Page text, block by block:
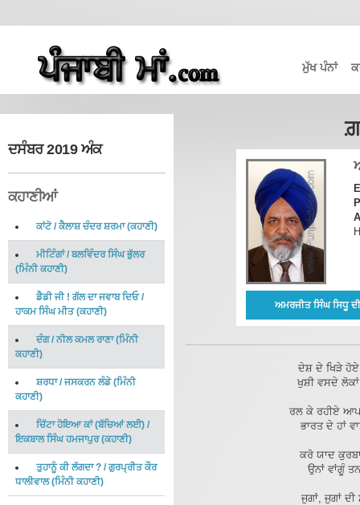
ਮੁੱਖ ਪੰਨਾਂ
ਦਸੰਬਰ 2019 ਅੰਕ
ਕਹਾਣੀਆਂ
ਕਾਂਟੋ/ਕੈਲਾਸ਼ ਚੰਦਰ ਸ਼ਰਮਾ(ਕਹਾਣੀ)
ਮੀਟਿੰਗਾਂ/ ਬਲਵਿੰਦਰ ਸਿੰਘ ਭੁੱਲਰ
(ਮਿੰਨੀ ਕਹਾਣੀ)
ਡੈਡੀ ਜੀ ! ਗੱਲ ਦਾ ਜਵਾਬ ਦਿਓ/
ਹਾਕਮ ਸਿੰਘ ਮੀਤ(ਕਹਾਣੀ)
ਦੰਗ/ਨੀਲ ਕਮਲ ਰਾਣਾ(ਮਿੰਨੀ
ਕਹਾਣੀ)
ਸ਼ਰਧਾ/ਜਸਕਰਨ ਲੰਡੇ(ਮਿੰਨੀ
ਕਹਾਣੀ)
ਚਿੱਟਾ ਹੋਇਆ ਕਾਂ (ਬੱਚਿਆਂ ਲਈ) /
ਇਕਬਾਲ ਸਿੰਘ ਹਮਜਾਪੁਰ(ਕਹਾਣੀ)
ਤੁਹਾਨੂੰ ਕੀ ਲੱਗਦਾ ? /ਗੁਰਪ੍ਰੀਤ ਕੌਰ
ਧਾਲੀਵਾਲ(ਮਿੰਨੀ ਕਹਾਣੀ)
ਅਮਰਜੀਤ ਸਿੰਘ ਸਿਧੂ
ਦੇਸ਼ ਦੇ ਖਿੜੇ
ਖੁਸ਼ੀ ਵਸਦੇ
ਰਲ ਕੇ ਰਹੀਏ
ਭਾਰਤ ਦੇ ਹਾਂ
ਕਰੋ ਯਾਦ
ਉਨਾਂ ਵਾਂਗੂੰ
ਜੁਗਾਂ, ਜੁਗਾਂ